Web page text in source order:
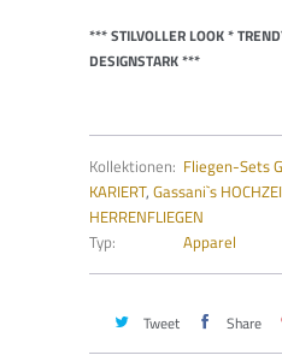
*** STILVOLLER LOOK *
DESIGNSTARK ***
Kollektionen: Fliegen-Sets
KARIERT, Gassani`s
HERRENFLIEGEN
Typ:
Apparel
Tweet Share